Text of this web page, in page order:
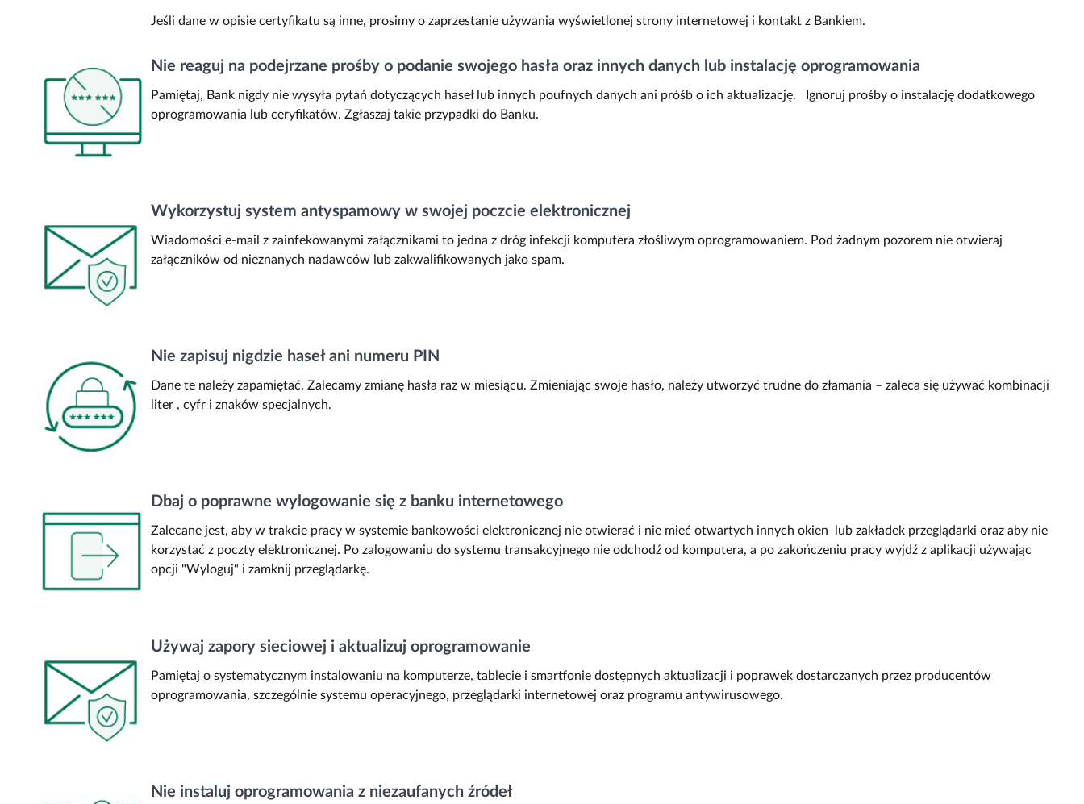
Jeśli dane w opisie certyfikatu są inne, prosimy o zaprzestanie używania wyświetlonej strony internetowej i kontakt z Bankiem.
Nie reaguj na podejrzane prośby o podanie swojego hasła oraz innych danych lub instalację oprogramowania
Pamiętaj, Bank nigdy nie wysyła pytań dotyczących haseł lub innych poufnych danych ani próśb o ich aktualizację. Ignoruj prośby o instalację dodatkowego
oprogramowania lub ceryfikatów. Zgłaszaj takie przypadki do Banku.
Wykorzystuj system antyspamowy w swojej poczcie elektronicznej
Wiadomości e-mail z zainfekowanymi załącznikami to jedna z dróg infekcji komputera złośliwym oprogramowaniem. Pod żadnym pozorem nie otwieraj
załączników od nieznanych nadawców lub zakwalifikowanych jako spam.
Nie zapisuj nigdzie haseł ani numeru PIN
Dane te należy zapamiętać. Zalecamy zmianę hasła raz w miesiącu. Zmieniając swoje hasło, należy utworzyć trudne do złamania – zaleca się używać kombinacji
liter , cyfr i znaków specjalnych.
Dbaj o poprawne wylogowanie się z banku internetowego
Zalecane jest, aby w trakcie pracy w systemie bankowości elektronicznej nie otwierać i nie mieć otwartych innych okien lub zakładek przeglądarki oraz aby nie
korzystać z poczty elektronicznej. Po zalogowaniu do systemu transakcyjnego nie odchodź od komputera, a po zakończeniu pracy wyjdź z aplikacji używając
opcji "Wyloguj" i zamknij przeglądarkę.
Używaj zapory sieciowej i aktualizuj oprogramowanie
Pamiętaj o systematycznym instalowaniu na komputerze, tablecie i smartfonie dostępnych aktualizacji i poprawek dostarczanych przez producentów
oprogramowania, szczególnie systemu operacyjnego, przeglądarki internetowej oraz programu antywirusowego.
Nie instaluj oprogramowania z niezaufanych źródeł